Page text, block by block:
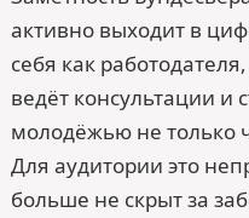
активно выходит в
себя как
ведёт консультации и
молодёжью не только
Для аудитории это
больше не скрыт за